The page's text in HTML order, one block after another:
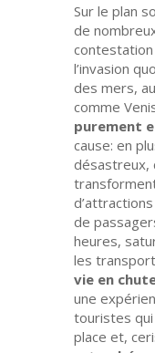
Sur le plan
de
l’invasion
des mers,
comme
purement
cause: en
désastreux,
de
heures,
les
vie en
une
touristes
place et,